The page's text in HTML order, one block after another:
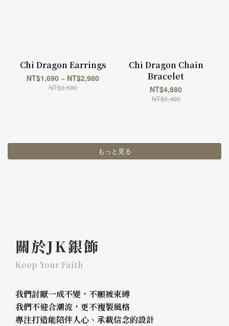
Chi Dragon Earrings
NT$1,690 ~ NT$2,980
NT$3,680
Chi Dragon Chain
Bracelet
NT$4,880
NT$5,480
もっと見る
關於JK銀飾
Keep Your Faith
我們討厭一成不變，不願被束縛
我們不迎合潮流，更不複製風格
專注打造能陪伴人心、承載信念的設計